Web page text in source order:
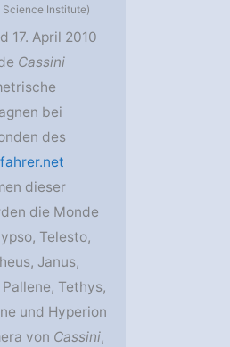
Science Institute)
17. April 2010
Cassini
bei
des
dieser
die Monde
Telesto,
Janus,
Tethys,
und Hyperion
von Cassini,